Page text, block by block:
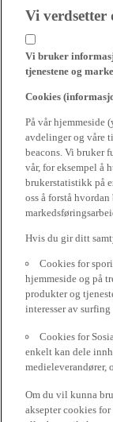
Vi verdsetter
Vi bruker
tjenestene og
Cookies
På vår hjemmeside
avdelinger og våre
beacons. Vi bruker
vår, for eksempel å
brukerstatistikk på
oss å forstå
Hvis du gir ditt
Cookies for
hjemmeside og på
produkter og
interesser av
Cookies for
enkelt kan dele
medieleverandører,
Om du vil kunna
aksepter cookies